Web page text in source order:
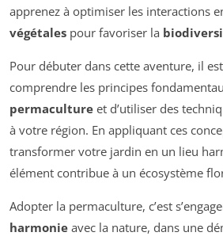
apprenez à optimiser les interactions
végétales pour favoriser la
Pour débuter dans cette aventure, il
comprendre les principes
permaculture et d’utiliser des
à votre région. En appliquant ces
transformer votre jardin en un lieu
élément contribue à un écosystème
Adopter la permaculture, c’est
harmonie avec la nature, dans une